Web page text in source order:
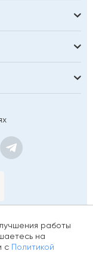
работы
на
с Политикой